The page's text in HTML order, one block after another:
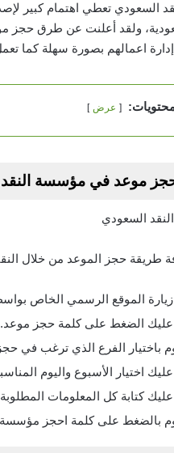
السعودي تعطي اهتمام كبير
ولقد أعلنت عن طرق
اعمالهم بصورة سهلة كما
عرض
موعد في مؤسسة النقد
طريقة حجز الموعد من خلال
الموقع الرسمي الخاص
عليك الضغط على كلمة حجز موعد.
باختيار الفرع الذي ترغب في
عليك اختيار الأسبوع واليوم
عليك كتابة كل المعلومات
بالضغط على كلمة احجز مؤسسة